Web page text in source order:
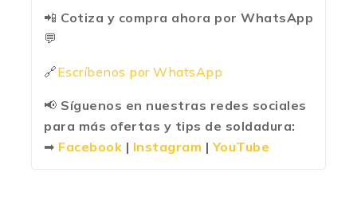
📲 Cotiza y compra ahora por WhatsApp
💬
🔗Escríbenos por WhatsApp
📢 Síguenos en nuestras redes sociales
para más ofertas y tips de soldadura:
➡ Facebook | Instagram |YouTube